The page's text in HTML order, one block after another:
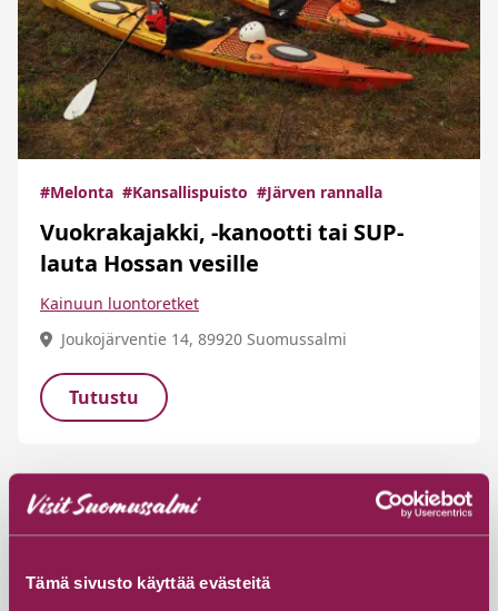
Tämä sivusto käyttää evästeitä
#Melonta #Kansallispuisto #Järven rannalla
Vuokrakajakki, -kanootti tai SUP-
lauta Hossan vesille
Kainuun luontoretket
Joukojärventie 14, 89920 Suomussalmi
Tutustu